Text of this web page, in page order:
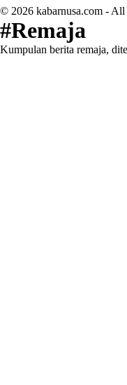
© 2026 kabarnusa.com - All
#Remaja
Kumpulan berita remaja,